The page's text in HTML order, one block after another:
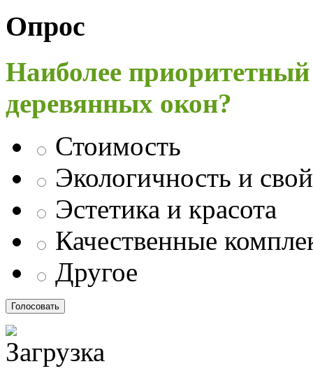
Опрос
Наиболее
деревянных окон?
Стоимость
Экологичность и
Эстетика и красота
Качественные
Другое